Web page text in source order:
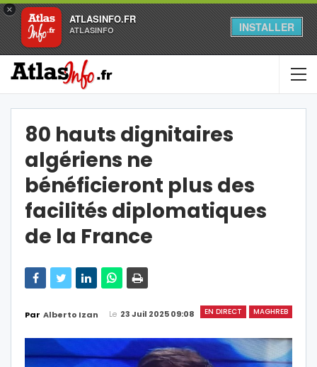
×
ATLASINFO.FR
ATLASINFO INSTALLER
80 hauts dignitaires
algériens ne
bénéficieront plus des
facilités diplomatiques
de la France
EN DIRECT MAGHREB
Par Alberto Izan Le 23 Juil 2025 09:08